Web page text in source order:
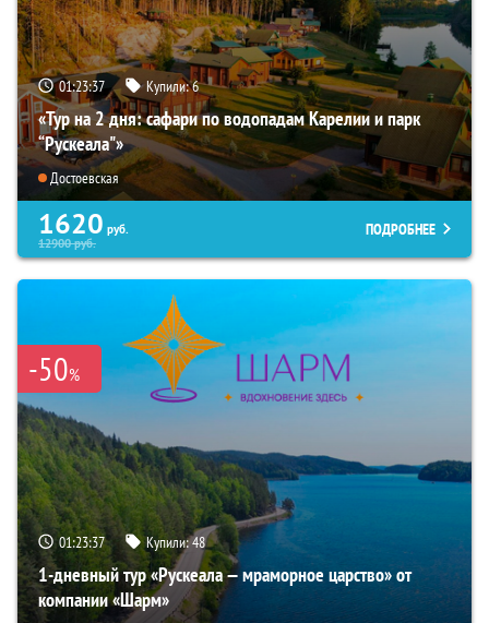
01:23:35 Купили:6
«Тур на 2 дня: сафари по водопадам Карелии и парк
“Рускеала"»
Достоевская
1620 руб.
12900руб.
ПОДРОБНЕЕ
-50%
01:23:35 Купили:48
1-дневный тур «Рускеала — мраморное царство» от
компании «Шарм»